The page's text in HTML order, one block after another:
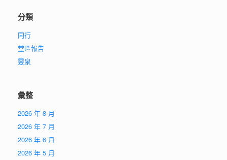
分類
同行
堂區報告
靈泉
彙整
2026 年 8 月
2026 年 7 月
2026 年 6 月
2026 年 5 月